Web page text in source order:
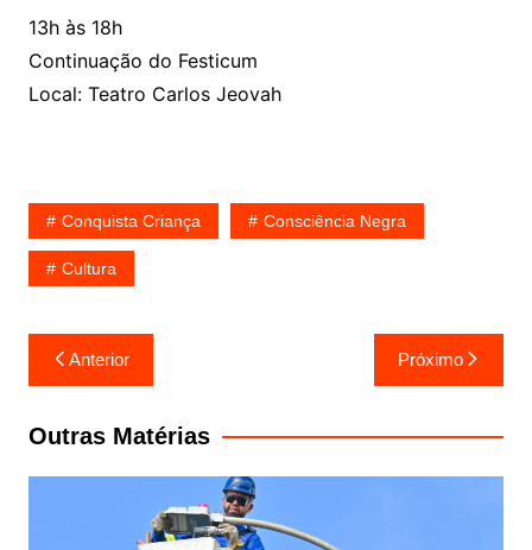
13h às 18h
Continuação do Festicum
Local: Teatro Carlos Jeovah
Conquista Criança Consciência Negra
Cultura
Navegação
de
Post
Anterior Próximo
Outras Matérias